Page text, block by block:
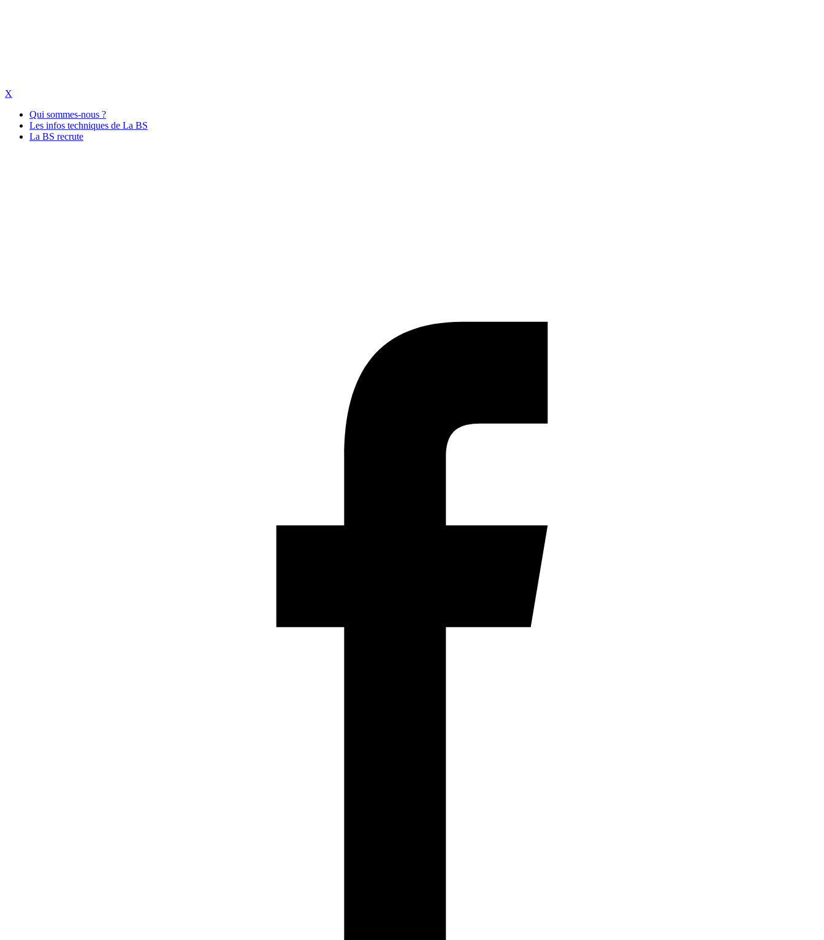
X
Qui sommes-nous ?
Les infos techniques de La BS
La BS recrute